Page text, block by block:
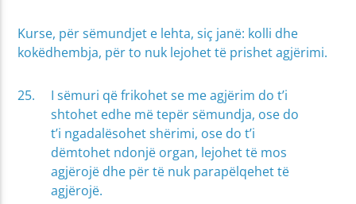
Kurse, për sëmundjet e lehta, siç janë: kolli dhe
kokëdhembja, për to nuk lejohet të prishet agjërimi.
I sëmuri që frikohet se me agjërim do t’i
shtohet edhe më tepër sëmundja, ose do
t’i ngadalësohet shërimi, ose do t’i
dëmtohet ndonjë organ, lejohet të mos
agjërojë dhe për të nuk parapëlqehet të
agjërojë.